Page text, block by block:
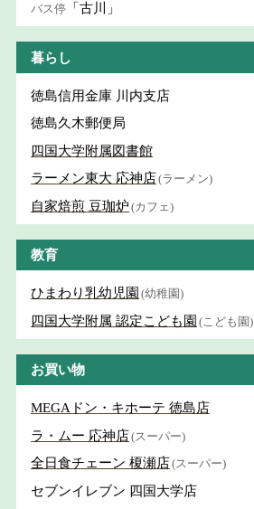
バス停 「古川」
暮らし
徳島信用金庫 川内支店
徳島久木郵便局
四国大学附属図書館
ラーメン東大 応神店(ラーメン)
自家焙煎 豆珈炉 (カフェ)
教育
ひまわり乳幼児園 (幼稚園)
四国大学附属 認定こども園 (こども園)
お買い物
MEGAドン・キホーテ 徳島店
ラ・ムー 応神店(スーパー)
全日食チェーン 榎瀬店(スーパー)
セブンイレブン 四国大学店